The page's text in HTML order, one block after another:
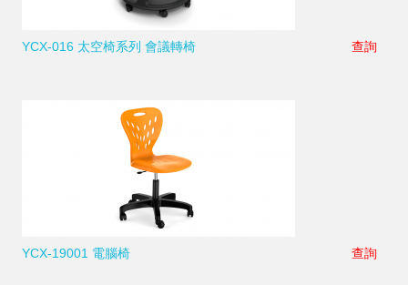
YCX-016 太空椅系列 會議轉椅 查詢
YCX-19001 電腦椅 查詢